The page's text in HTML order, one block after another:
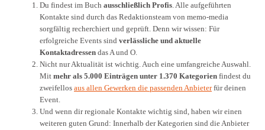
Du findest im Buch ausschließlich Profis. Alle aufgeführten
Kontakte sind durch das Redaktionsteam von memo-media
sorgfältig recherchiert und geprüft. Denn wir wissen: Für
erfolgreiche Events sind verlässliche und aktuelle
Kontaktadressen das A und O.
Nicht nur Aktualität ist wichtig. Auch eine umfangreiche Auswahl.
Mit mehr als 5.000 Einträgen unter 1.370 Kategorien findest du
zweifellos aus allen Gewerken die passenden Anbieterfür deinen
Event.
Und wenn dir regionale Kontakte wichtig sind, haben wir einen
weiteren guten Grund: Innerhalb der Kategorien sind die Anbieter